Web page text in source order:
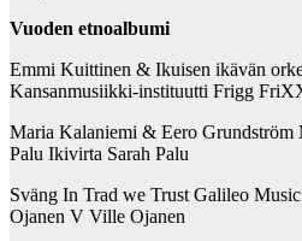
Vuoden etnoalbumi
Emmi Kuittinen & Ikuisen ikävän
Kansanmusiikki-instituutti Frigg
Maria Kalaniemi & Eero Grundström
Palu Ikivirta Sarah Palu
Sväng In Trad we Trust Galileo
Ojanen V Ville Ojanen